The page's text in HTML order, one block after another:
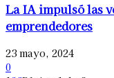
La IA impulsó las
emprendedores
23 mayo, 2024
0